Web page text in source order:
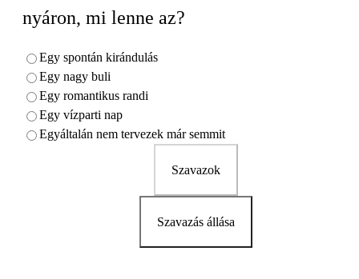
nyáron, mi lenne az?
Egy spontán kirándulás
Egy nagy buli
Egy romantikus randi
Egy vízparti nap
Egyáltalán nem tervezek már semmit
Szavazok
Szavazás állása